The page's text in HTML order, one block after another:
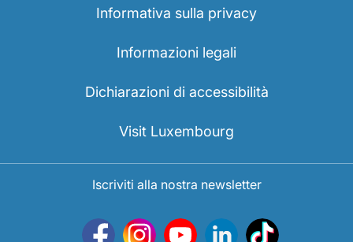
Informativa sulla privacy
Informazioni legali
Dichiarazioni di accessibilità
Visit Luxembourg
Iscriviti alla nostra newsletter